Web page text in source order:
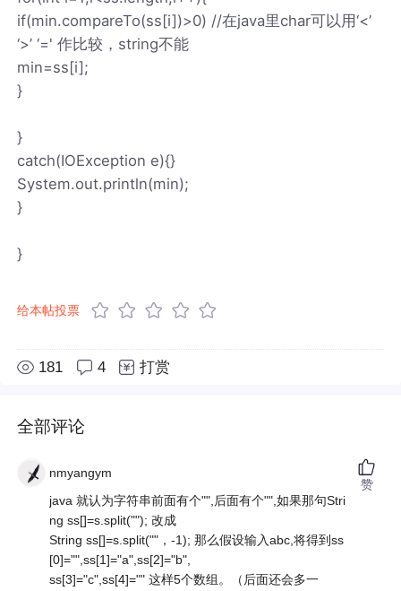
if(min.compareTo(ss[i])>0) //在java里char可以用‘<’
‘>’ ‘=' 作比较，string不能
min=ss[i];
}
}
catch(IOException e){}
System.out.println(min);
}
}
给本帖投票
181 4 打赏
全部评论
nmyangym
java 就认为字符串前面有个"",后面有个"",如果那句Stri
ng ss[]=s.split(""); 改成
String ss[]=s.split(""，-1); 那么假设输入abc,将得到ss
[0]="",ss[1]="a",ss[2]="b",
ss[3]="c",ss[4]="" 这样5个数组。（后面还会多一
赞